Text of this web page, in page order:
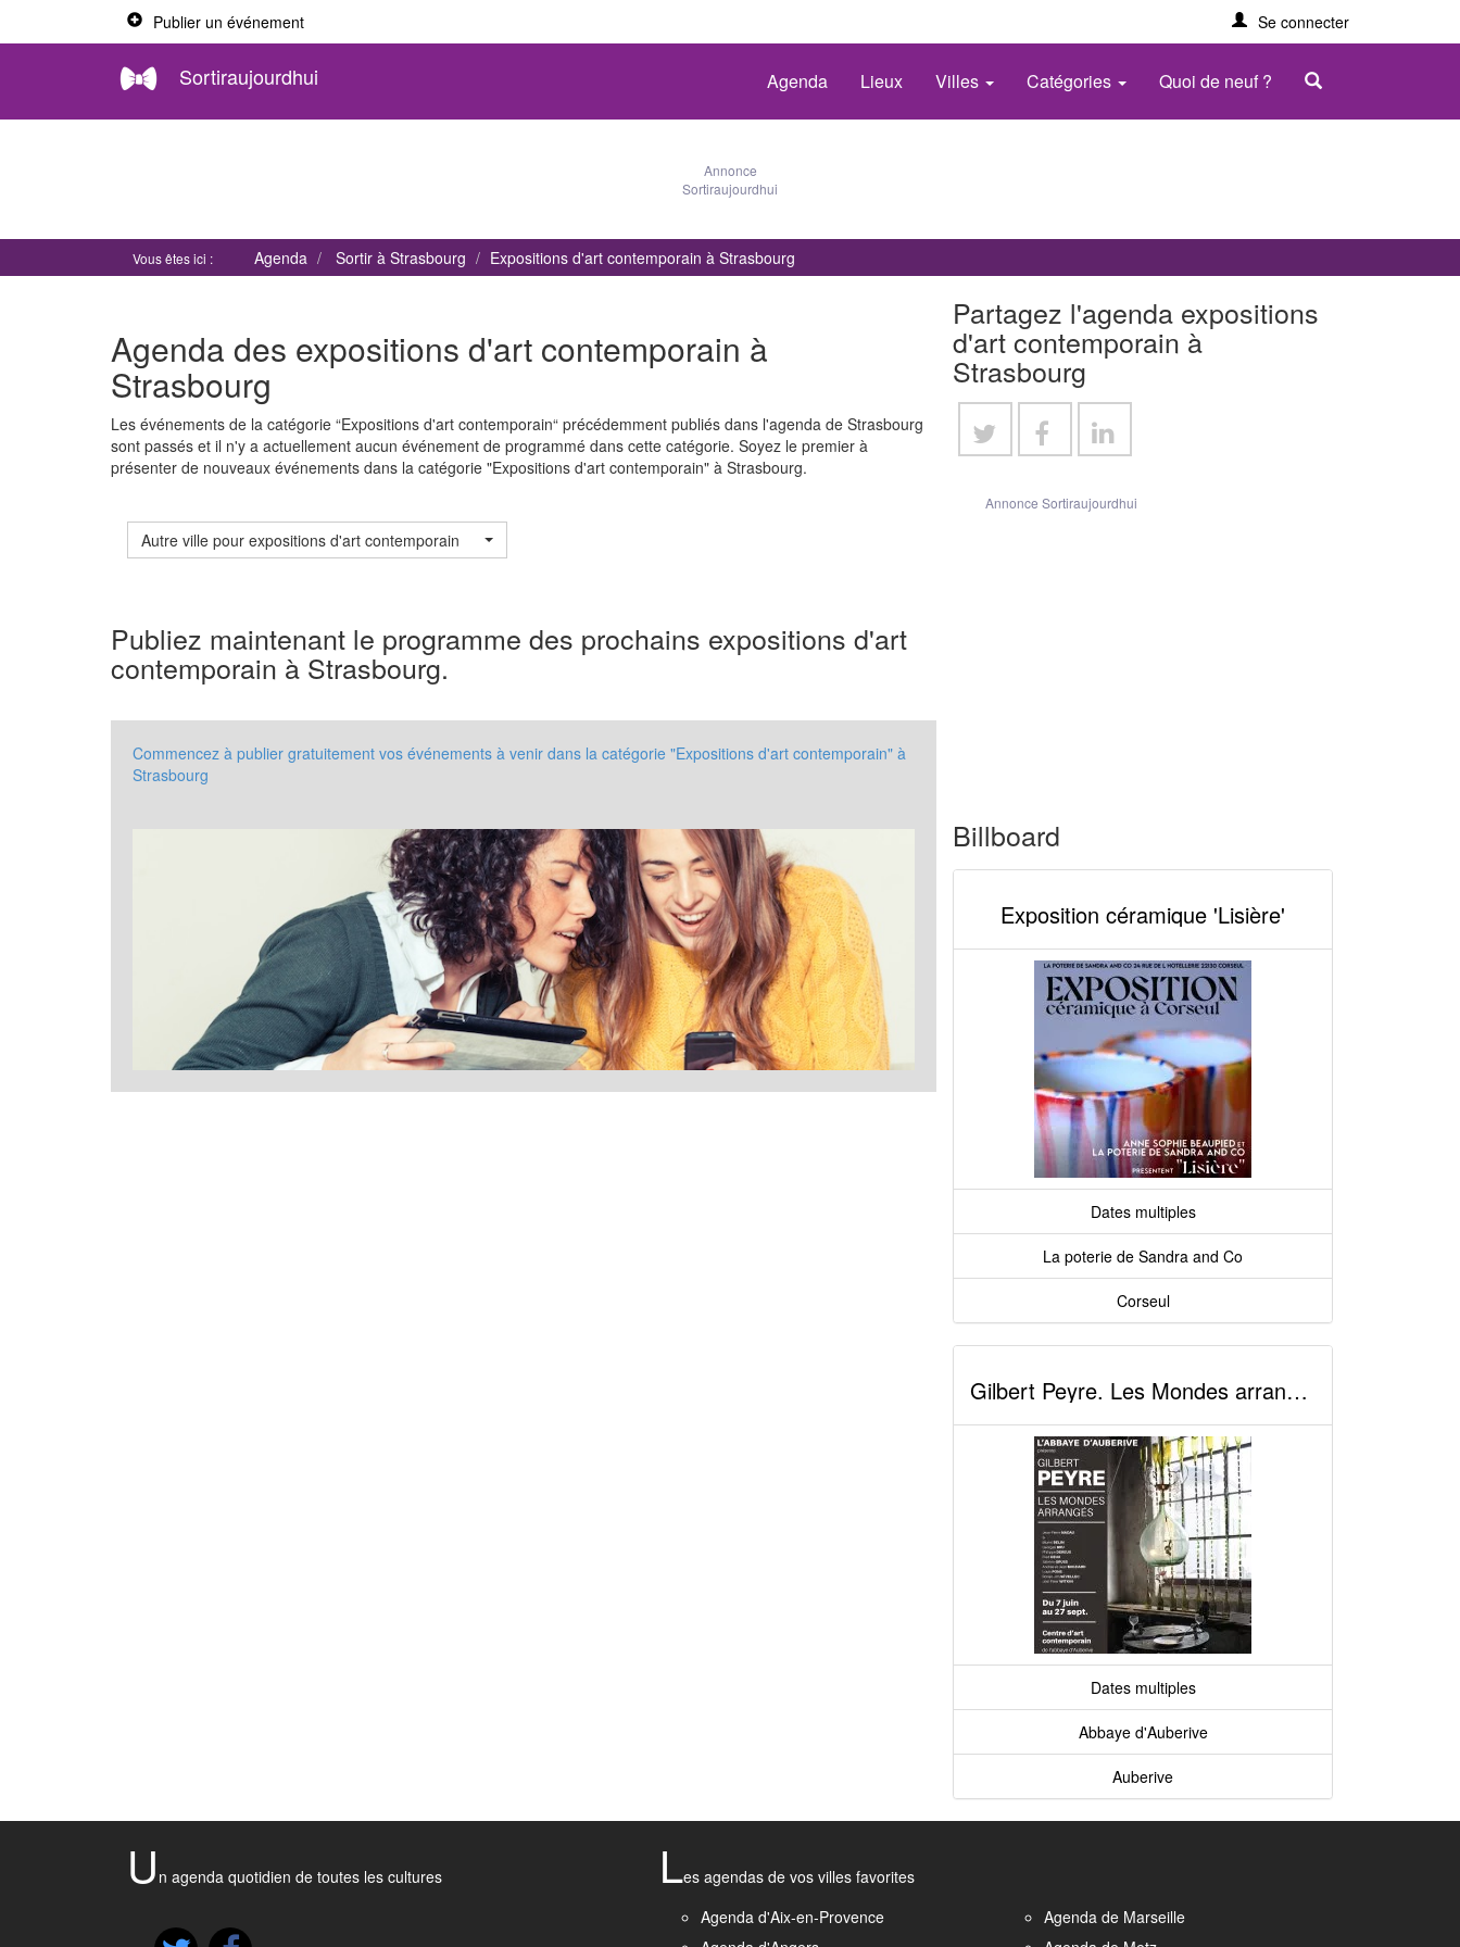
Publier un événement Se connecter
Sortiraujourdhui Agenda Lieux Villes Catégories Quoi de neuf ?
Annonce
Sortiraujourdhui
Vous êtes ici : Agenda Sortir à Strasbourg Expositions d'art contemporain à Strasbourg
Agenda des expositions d'art contemporain à
Strasbourg
Les événements de la catégorie “Expositions d'art contemporain“ précédemment publiés dans l'agenda de Strasbourg
sont passés et il n'y a actuellement aucun événement de programmé dans cette catégorie. Soyez le premier à
présenter de nouveaux événements dans la catégorie "Expositions d'art contemporain" à Strasbourg.
Autre ville pour expositions d'art contemporain
Publiez maintenant le programme des prochains expositions d'art
contemporain à Strasbourg.
Commencez à publier gratuitement vos événements à venir dans la catégorie "Expositions d'art contemporain" à
Strasbourg
Partagez l'agenda expositions
d'art contemporain à
Strasbourg
Annonce Sortiraujourdhui
Billboard
Exposition céramique 'Lisière'
Dates multiples
La poterie de Sandra and Co
Corseul
Gilbert Peyre. Les Mondes arrangés
Dates multiples
Abbaye d'Auberive
Auberive
U n agenda quotidien de toutes les cultures Les agendas de vos villes favorites
Agenda d'Aix-en-Provence
Agenda de Marseille